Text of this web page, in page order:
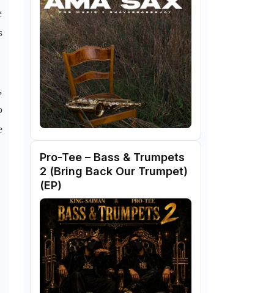
Pro-Tee – Bass & Trumpets
2 (Bring Back Our Trumpet)
(EP)